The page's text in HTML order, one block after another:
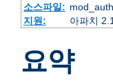
소스파일:
지원:
아파치
요약